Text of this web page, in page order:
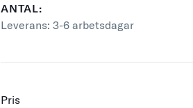
ANTAL:
Leverans:3-6 arbetsdagar
Pris